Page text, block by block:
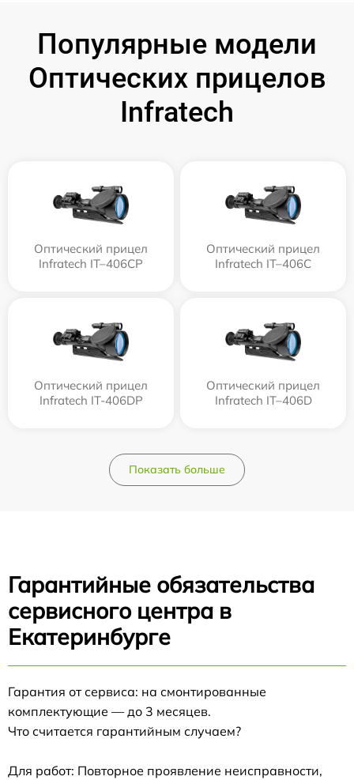
Популярные модели
Оптических прицелов
Infratech
Оптический прицел
Infratech IT–406СP
Оптический прицел
Infratech IT–406С
Оптический прицел
Infratech IT-406DP
Оптический прицел
Infratech IT–406D
Показать больше
Гарантийные обязательства
сервисного центра в
Екатеринбурге
Гарантия от сервиса: на смонтированные
комплектующие — до 3 месяцев.
Что считается гарантийным случаем?
Для работ: Повторное проявление неисправности,